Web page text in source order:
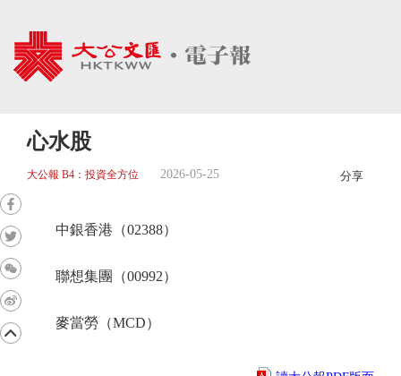
心水股
大公報 B4：投資全方位 2026-05-25 分享
中銀香港（02388）
聯想集團（00992）
麥當勞（MCD）